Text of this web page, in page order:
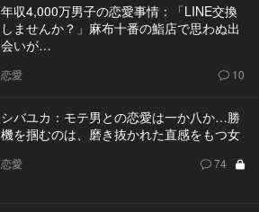
年収4,000万男子の恋愛事情：「LINE交換
しませんか？」麻布十番の鮨店で思わぬ出
会いが…
恋愛 10
シバユカ：モテ男との恋愛は一か八か…勝
機を掴むのは、磨き抜かれた直感をもつ女
恋愛 74